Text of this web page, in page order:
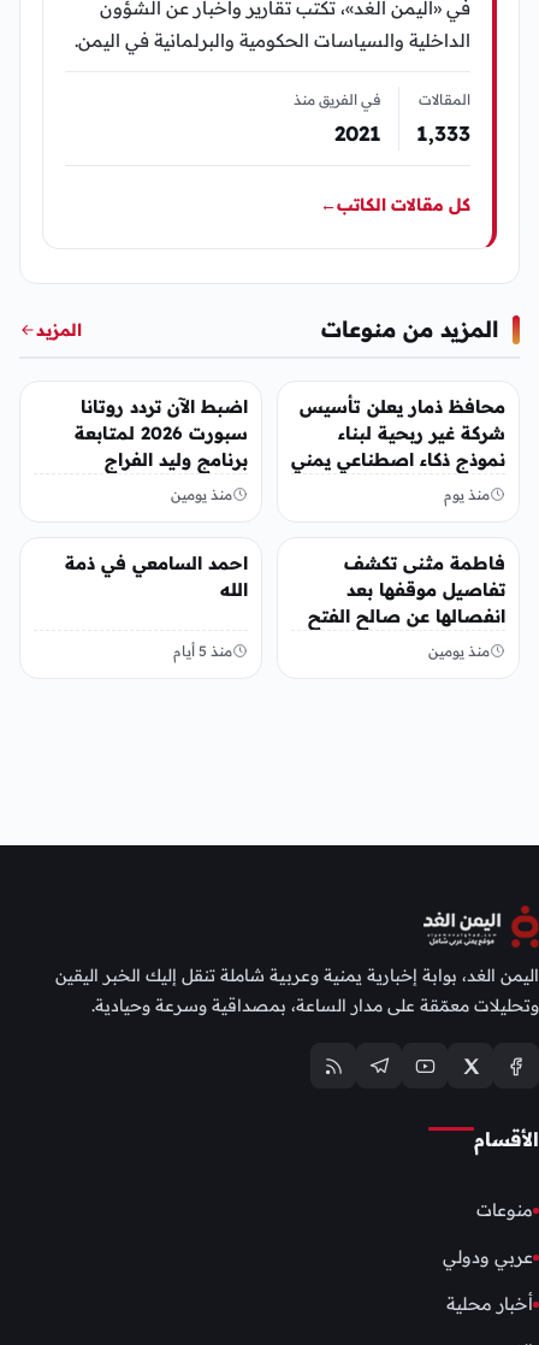
في «اليمن الغد»، تكتب تقارير وأخبار عن الشؤون
الداخلية والسياسات الحكومية والبرلمانية في اليمن.
المقالات
1٬333
في الفريق منذ
2021
كل مقالات الكاتب←
المزيد من منوعات المزيد
منوعات
محافظ ذمار يعلن تأسيس
شركة غير ربحية لبناء
نموذج ذكاء اصطناعي يمني
منذ يوم
منوعات
اضبط الآن تردد روتانا
سبورت 2026 لمتابعة
برنامج وليد الفراج
منذ يومين
منوعات
فاطمة مثنى تكشف
تفاصيل موقفها بعد
انفصالها عن صالح الفتح
منذ يومين
منوعات
احمد السامعي في ذمة
الله
منذ 5 أيام
اليمن الغد، بوابة إخبارية يمنية وعربية شاملة تنقل إليك الخبر اليقين
وتحليلات معمّقة على مدار الساعة، بمصداقية وسرعة وحيادية.
الأقسام
منوعات
عربي ودولي
أخبار محلية